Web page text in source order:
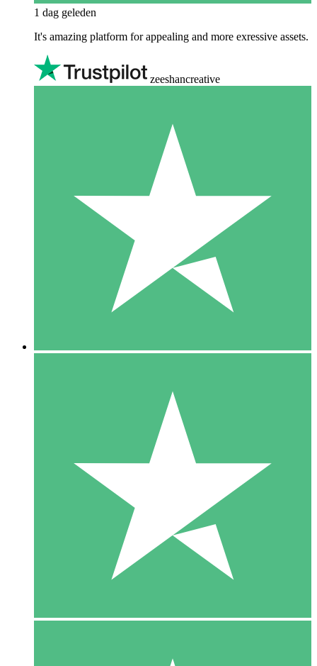
1 dag geleden
It's amazing platform for appealing and more exressive assets.
zeeshancreative